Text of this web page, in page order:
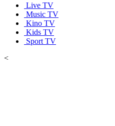
Live TV
Music TV
Kino TV
Kids TV
Sport TV
<